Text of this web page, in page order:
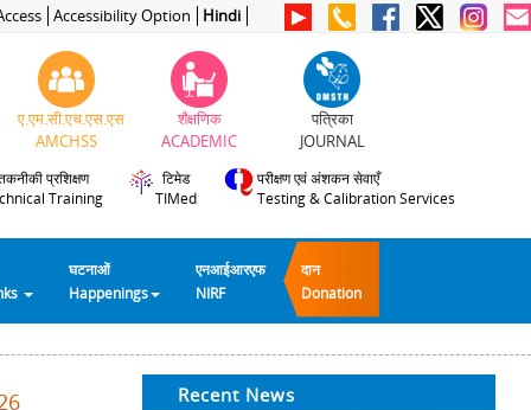
Accessibility Option Hindi
ए.एम.सी.एच.एस.एस
AMCHSS
शैक्षणिक
ACADEMIC
पत्रिका
JOURNAL
प्रशिक्षण
Training
टिमेड
TIMed
परीक्षण एवं अंशकन सेवाएँ
Testing & Calibration Services
घटनाओं
Happenings
एनआईआरएफ
NIRF
दान
Donation
Recent News